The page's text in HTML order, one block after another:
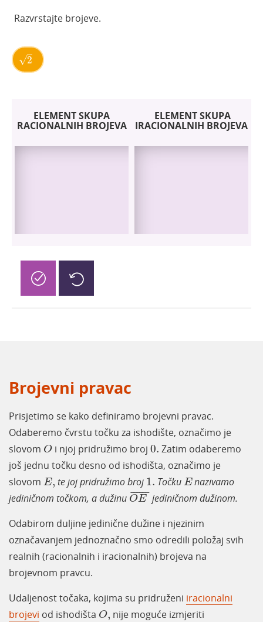
Razvrstajte brojeve.
√2
2
ELEMENT SKUPA
RACIONALNIH BROJEVA
ELEMENT SKUPA
IRACIONALNIH BROJEVA
Brojevni pravac
Prisjetimo se kako definiramo brojevni pravac.
Odaberemo čvrstu točku za ishodište, označimo je
slovom O
O i njoj pridružimo broj 0.
0 Zatim odaberemo
još jednu točku desno od ishodišta, označimo je
slovom E,
E, te joj pridružimo broj 1.
1 Točku E
E nazivamo
jediničnom točkom, a dužinu ¯¯¯¯¯¯
OE
OE¯jediničnom dužinom.
Odabirom duljine jedinične dužine i njezinim
označavanjem jednoznačno smo odredili položaj svih
realnih (racionalnih i iracionalnih) brojeva na
brojevnom pravcu.
Udaljenost točaka, kojima su pridruženi iracionalni
brojevi od ishodišta O,
O nije moguće izmjeriti